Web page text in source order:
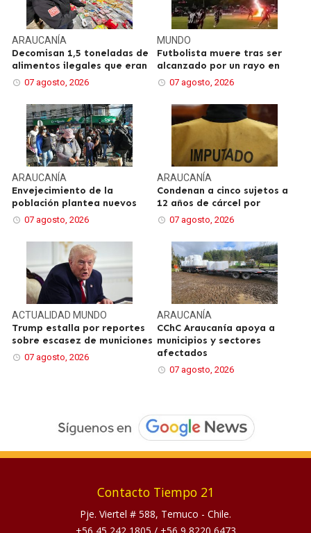
ARAUCANÍA
Decomisan 1,5 toneladas de
alimentos ilegales que eran
07 agosto, 2026
MUNDO
Futbolista muere tras ser
alcanzado por un rayo en
07 agosto, 2026
ARAUCANÍA
Envejecimiento de la
población plantea nuevos
07 agosto, 2026
ARAUCANÍA
Condenan a cinco sujetos a
12 años de cárcel por
07 agosto, 2026
ACTUALIDAD MUNDO
Trump estalla por reportes
sobre escasez de municiones
07 agosto, 2026
ARAUCANÍA
CChC Araucanía apoya a
municipios y sectores
afectados
07 agosto, 2026
Contacto Tiempo 21
Pje. Viertel # 588, Temuco - Chile.